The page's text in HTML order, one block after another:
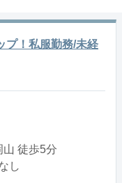
プ！私服勤務/未経
徒歩5分
し